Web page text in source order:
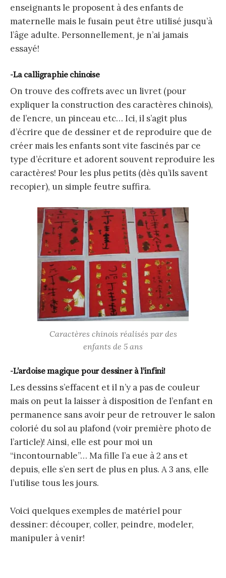
enseignants le proposent à des enfants de
maternelle mais le fusain peut être utilisé jusqu’à
l’âge adulte. Personnellement, je n’ai jamais
essayé!
-La calligraphie chinoise
On trouve des coffrets avec un livret (pour
expliquer la construction des caractères chinois),
de l’encre, un pinceau etc… Ici, il s’agit plus
d’écrire que de dessiner et de reproduire que de
créer mais les enfants sont vite fascinés par ce
type d’écriture et adorent souvent reproduire les
caractères! Pour les plus petits (dès qu’ils savent
recopier), un simple feutre suffira.
Caractères chinois réalisés par des
enfants de 5 ans
-L’ardoise magique pour dessiner à l’infini!
Les dessins s’effacent et il n’y a pas de couleur
mais on peut la laisser à disposition de l’enfant en
permanence sans avoir peur de retrouver le salon
colorié du sol au plafond (voir première photo de
l’article)! Ainsi, elle est pour moi un
“incontournable”… Ma fille l’a eue à 2 ans et
depuis, elle s’en sert de plus en plus. A 3 ans, elle
l’utilise tous les jours.
Voici quelques exemples de matériel pour
dessiner: découper, coller, peindre, modeler,
manipuler à venir!